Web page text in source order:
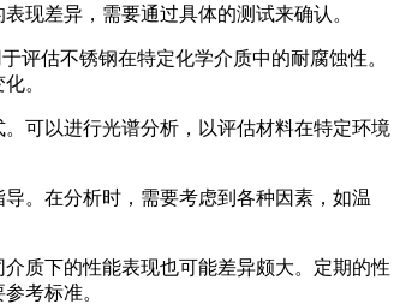
现差异，需要通过具体的测试来确认。
评估不锈钢在特定化学介质中的耐腐蚀性。
。
可以进行光谱分析，以评估材料在特定环境
。在分析时，需要考虑到各种因素，如温
质下的性能表现也可能差异颇大。定期的性
考标准。